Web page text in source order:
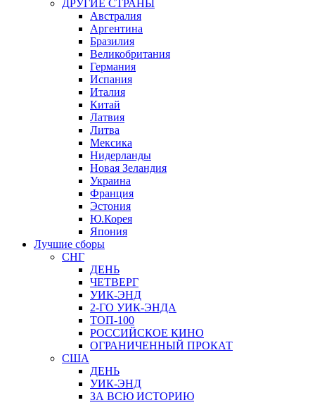
ДРУГИЕ СТРАНЫ
Австралия
Аргентина
Бразилия
Великобритания
Германия
Испания
Италия
Китай
Латвия
Литва
Мексика
Нидерланды
Новая Зеландия
Украина
Франция
Эстония
Ю.Корея
Япония
Лучшие сборы
СНГ
ДЕНЬ
ЧЕТВЕРГ
УИК-ЭНД
2-ГО УИК-ЭНДА
ТОП-100
РОССИЙСКОЕ КИНО
ОГРАНИЧЕННЫЙ ПРОКАТ
США
ДЕНЬ
УИК-ЭНД
ЗА ВСЮ ИСТОРИЮ